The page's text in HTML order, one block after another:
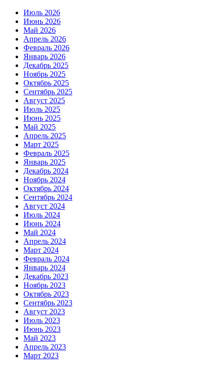
Июль 2026
Июнь 2026
Май 2026
Апрель 2026
Февраль 2026
Январь 2026
Декабрь 2025
Ноябрь 2025
Октябрь 2025
Сентябрь 2025
Август 2025
Июль 2025
Июнь 2025
Май 2025
Апрель 2025
Март 2025
Февраль 2025
Январь 2025
Декабрь 2024
Ноябрь 2024
Октябрь 2024
Сентябрь 2024
Август 2024
Июль 2024
Июнь 2024
Май 2024
Апрель 2024
Март 2024
Февраль 2024
Январь 2024
Декабрь 2023
Ноябрь 2023
Октябрь 2023
Сентябрь 2023
Август 2023
Июль 2023
Июнь 2023
Май 2023
Апрель 2023
Март 2023